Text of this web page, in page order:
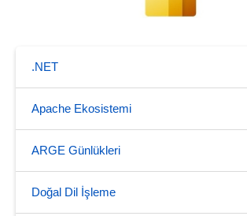
.NET
Apache Ekosistemi
ARGE Günlükleri
Doğal Dil İşleme